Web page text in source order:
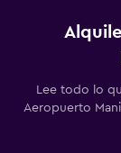
Lee todo lo
Aeropuerto